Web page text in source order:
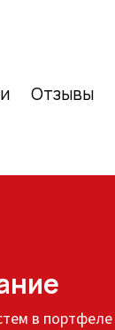
Отзывы
в портфеле